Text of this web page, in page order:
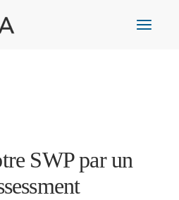
SWP par un